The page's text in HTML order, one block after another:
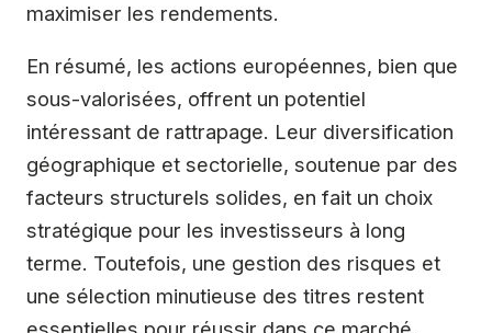
maximiser les rendements.
En résumé, les actions européennes, bien que
sous-valorisées, offrent un potentiel
intéressant de rattrapage. Leur diversification
géographique et sectorielle, soutenue par des
facteurs structurels solides, en fait un choix
stratégique pour les investisseurs à long
terme. Toutefois, une gestion des risques et
une sélection minutieuse des titres restent